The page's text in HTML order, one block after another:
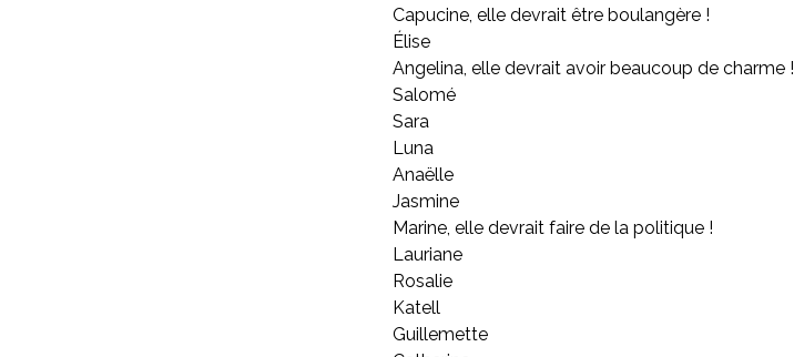
Capucine, elle devrait être boulangère !
Élise
Angelina, elle devrait avoir beaucoup de charme !
Salomé
Sara
Luna
Anaëlle
Jasmine
Marine, elle devrait faire de la politique !
Lauriane
Rosalie
Katell
Guillemette